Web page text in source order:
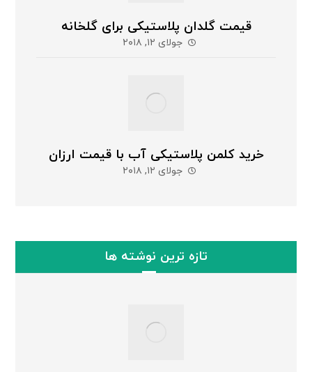
قیمت گلدان پلاستیکی برای گلخانه
جولای ۱۲, ۲۰۱۸
خرید کلمن پلاستیکی آب با قیمت ارزان
جولای ۱۲, ۲۰۱۸
تازه ترین نوشته ها